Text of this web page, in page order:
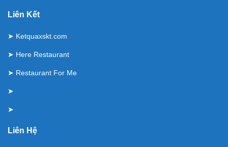
Liên Kết
➤ Ketquaxskt.com
➤ Here Restaurant
➤ Restaurant For Me
➤
➤
Liên Hệ